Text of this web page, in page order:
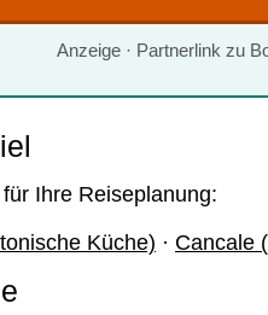
Anzeige · Partnerlink zu
Ihre Reiseplanung:
Küche) · Cancale